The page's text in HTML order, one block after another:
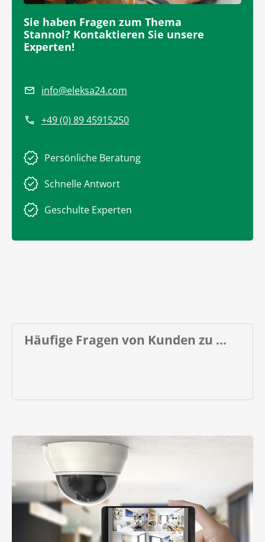
Sie haben Fragen zum Thema
Stannol? Kontaktieren Sie unsere
Experten!
info@eleksa24.com
+49 (0) 89 45915250
Persönliche Beratung
Schnelle Antwort
Geschulte Experten
Häufige Fragen von Kunden zu ...